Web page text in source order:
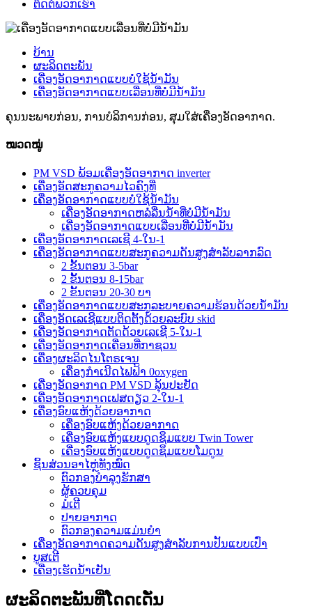
ຕິດຕໍ່ພວກເຮົາ
ບ້ານ
ຜະລິດຕະພັນ
ເຄື່ອງອັດອາກາດແບບບໍ່ໃຊ້ນ້ຳມັນ
ເຄື່ອງອັດອາກາດແບບເລື່ອນທີ່ບໍ່ມີນ້ຳມັນ
ຄຸນນະພາບກ່ອນ, ການບໍລິການກ່ອນ, ສຸມໃສ່ເຄື່ອງອັດອາກາດ.
ໝວດໝູ່
PM VSD ພ້ອມເຄື່ອງອັດອາກາດ inverter
ເຄື່ອງອັດສະກູຄວາມໄວຄົງທີ່
ເຄື່ອງອັດອາກາດແບບບໍ່ໃຊ້ນ້ຳມັນ
ເຄື່ອງອັດອາກາດຫລໍ່ລື່ນນ້ຳທີ່ບໍ່ມີນ້ຳມັນ
ເຄື່ອງອັດອາກາດແບບເລື່ອນທີ່ບໍ່ມີນ້ຳມັນ
ເຄື່ອງອັດອາກາດເລເຊີ 4-ໃນ-1
ເຄື່ອງອັດອາກາດແບບສະກູຄວາມດັນສູງສຳລັບລາກລົດ
2 ຂັ້ນຕອນ 3-5bar
2 ຂັ້ນຕອນ 8-15bar
2 ຂັ້ນຕອນ 20-30 ບາ
ເຄື່ອງອັດອາກາດແບບສະກູລະບາຍຄວາມຮ້ອນດ້ວຍນ້ຳມັນ
ເຄື່ອງອັດເລເຊີແບບຕິດຕັ້ງດ້ວຍລະບົບ skid
ເຄື່ອງອັດອາກາດຕັດດ້ວຍເລເຊີ 5-ໃນ-1
ເຄື່ອງອັດອາກາດເຄື່ອນທີ່ກາຊວນ
ເຄື່ອງຜະລິດໄນໂຕຣເຈນ
ເຄື່ອງກຳເນີດໄຟຟ້າ 0oxygen
ເຄື່ອງອັດອາກາດ PM VSD ລຸ້ນປະຢັດ
ເຄື່ອງອັດອາກາດເຟສດຽວ 2-ໃນ-1
ເຄື່ອງອົບແຫ້ງດ້ວຍອາກາດ
ເຄື່ອງອົບແຫ້ງດ້ວຍອາກາດ
ເຄື່ອງອົບແຫ້ງແບບດູດຊຶມແບບ Twin Tower
ເຄື່ອງອົບແຫ້ງແບບດູດຊຶມແບບໂມດູນ
ຊິ້ນສ່ວນອາໄຫຼ່ທັງໝົດ
ຕົວກອງບຳລຸງຮັກສາ
ຜູ້ຄວບຄຸມ
ມໍເຕີ
ປາຍອາກາດ
ຕົວກອງຄວາມແມ່ນຍໍາ
ເຄື່ອງອັດອາກາດຄວາມດັນສູງສຳລັບການປັ້ນແບບເປົ່າ
ບູສເຕີ
ເຄື່ອງເຮັດນ້ຳເຢັນ
ຜະລິດຕະພັນທີ່ໂດດເດັ່ນ